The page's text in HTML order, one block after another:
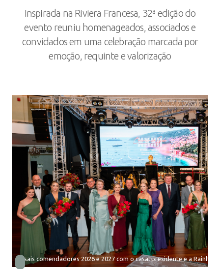
Inspirada na Riviera Francesa, 32ª edição do
evento reuniu homenageados, associados e
convidados em uma celebração marcada por
emoção, requinte e valorização
Casais comendadores 2026 e 2027 com o casal presidente e a Rainha